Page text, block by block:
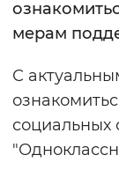
мерам
С
социальных